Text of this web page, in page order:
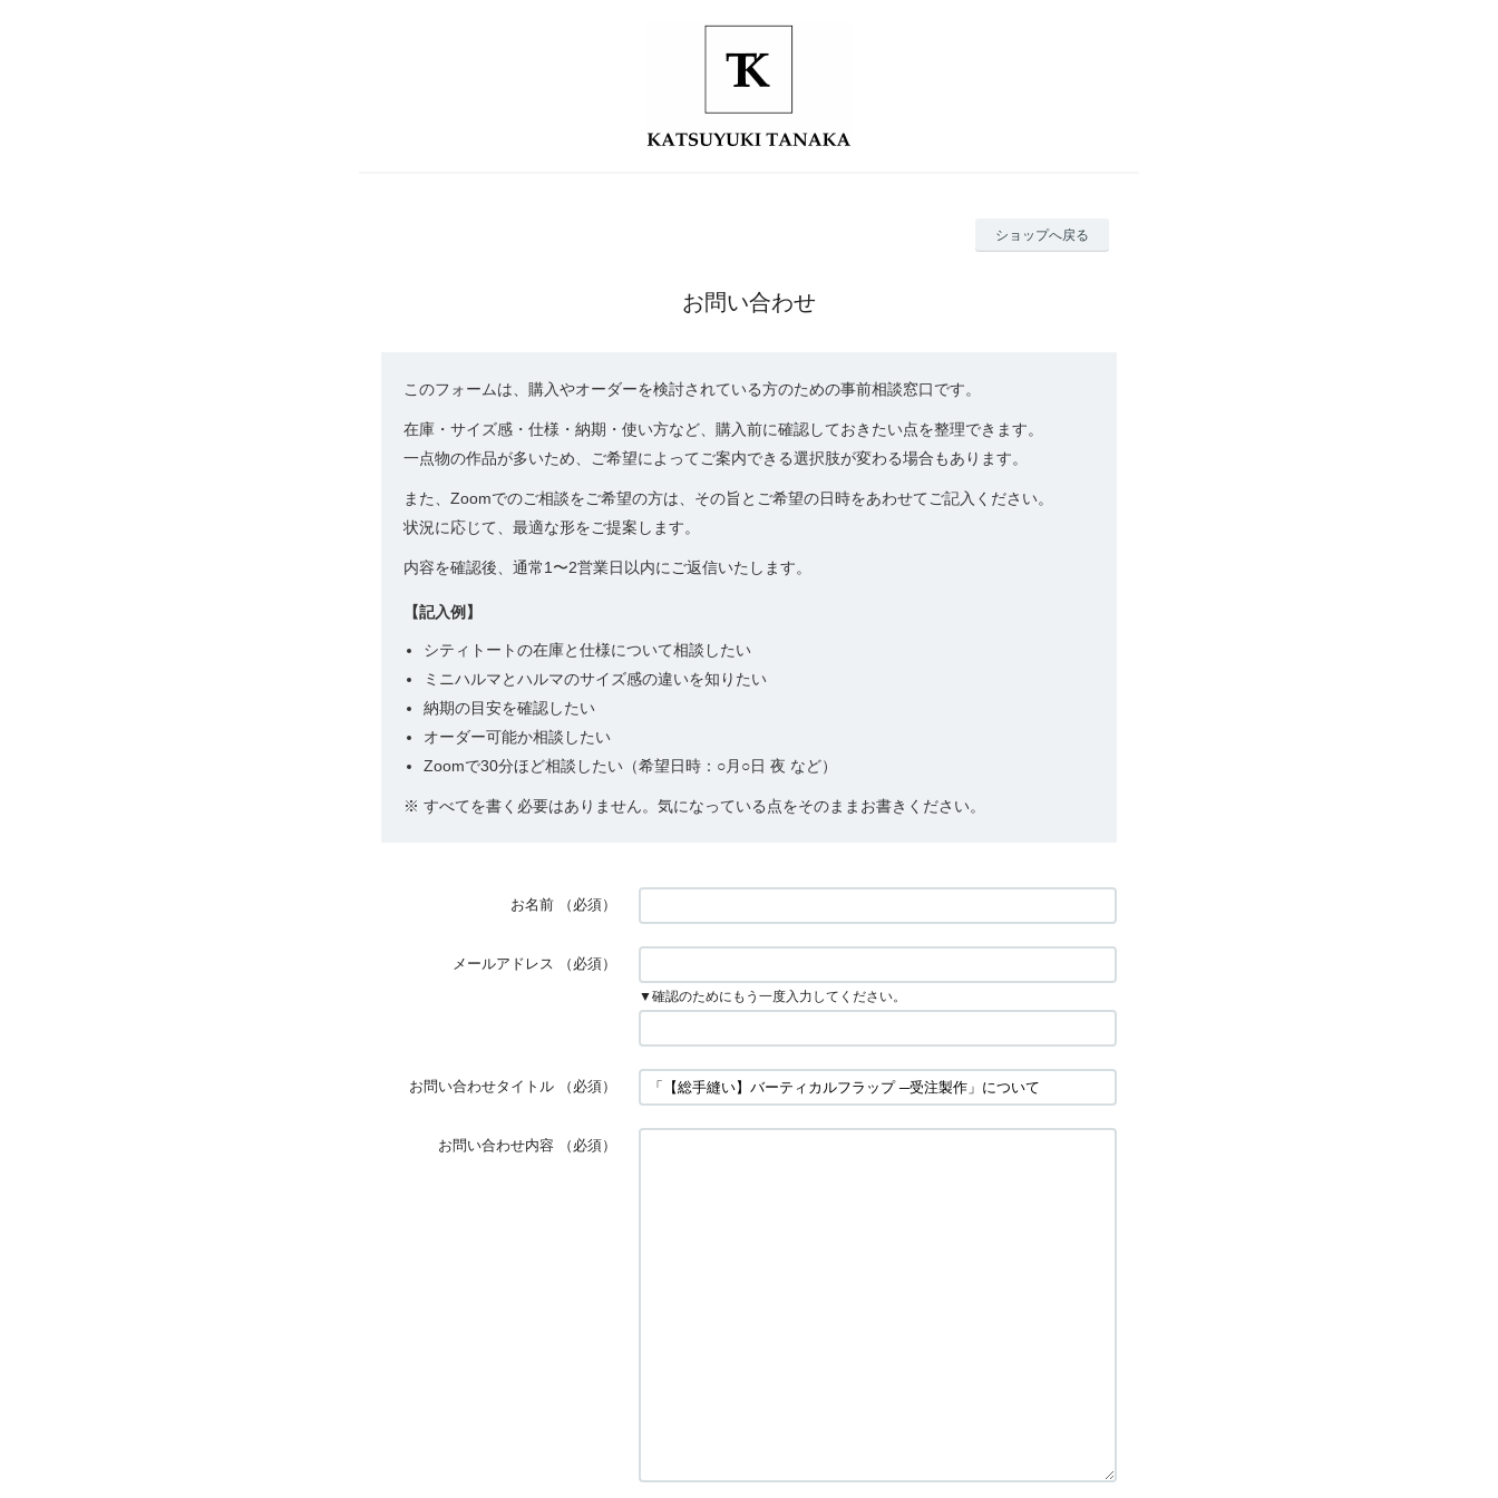
ショップへ戻る
お問い合わせ
このフォームは、購入やオーダーを検討されている方のための事前相談窓口です。
在庫・サイズ感・仕様・納期・使い方など、購入前に確認しておきたい点を整理できます。
一点物の作品が多いため、ご希望によってご案内できる選択肢が変わる場合もあります。
また、Zoomでのご相談をご希望の方は、その旨とご希望の日時をあわせてご記入ください。
状況に応じて、最適な形をご提案します。
内容を確認後、通常1〜2営業日以内にご返信いたします。
【記入例】
シティトートの在庫と仕様について相談したい
ミニハルマとハルマのサイズ感の違いを知りたい
納期の目安を確認したい
オーダー可能か相談したい
Zoomで30分ほど相談したい（希望日時：○月○日 夜 など）
※ すべてを書く必要はありません。気になっている点をそのままお書きください。
お名前 （必須）
メールアドレス （必須）
▼確認のためにもう一度入力してください。
お問い合わせタイトル （必須）
お問い合わせ内容 （必須）